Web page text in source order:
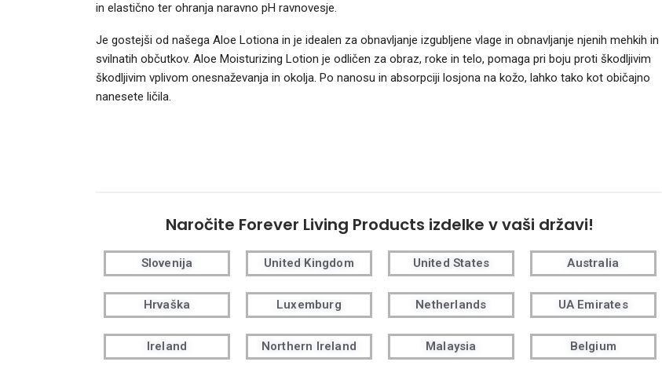
in elastično ter ohranja naravno pH ravnovesje.
Je gostejši od našega Aloe Lotiona in je idealen za obnavljanje izgubljene vlage in obnavljanje njenih mehkih in
svilnatih občutkov. Aloe Moisturizing Lotion je odličen za obraz, roke in telo, pomaga pri boju proti škodljivim
škodljivim vplivom onesnaževanja in okolja. Po nanosu in absorpciji losjona na kožo, lahko tako kot običajno
nanesete ličila.
Naročite Forever Living Products izdelke v vaši državi!
Slovenija
Hrvaška
Ireland
United Kingdom
Luxemburg
Northern Ireland
United States
Netherlands
Malaysia
Australia
UA Emirates
Belgium